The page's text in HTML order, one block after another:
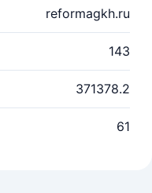
reformagkh.ru
143
371378.2
61